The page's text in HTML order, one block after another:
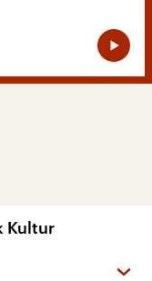
Kultur